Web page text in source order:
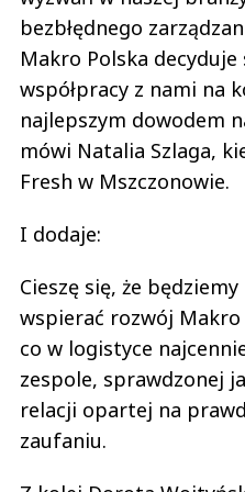
nie dla
This comment was
Ale ty nie jesteś bankierem ani
ciągu 5 dni taki człowiek pracuje
więcej niż
sklepie. Idź się edukować to też
ciągu 5 dni taki człowiek pracuje
więcej niż trzaskanie paletami na
bezbłędnego
Makro Polska decyduje
współpracy z nami na
najlepszym dowodem
mówi Natalia Szlaga,
Fresh w Mszczonowie.
I dodaje:
Cieszę się, że
wspierać rozwój
co w logistyce
zespole, sprawdzonej
relacji opartej na
zaufaniu.